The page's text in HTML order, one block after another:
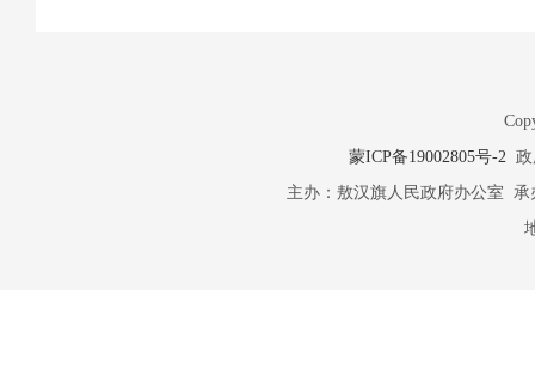
蒙ICP备19002805号-2 政
主办：敖汉旗人民政府办公室